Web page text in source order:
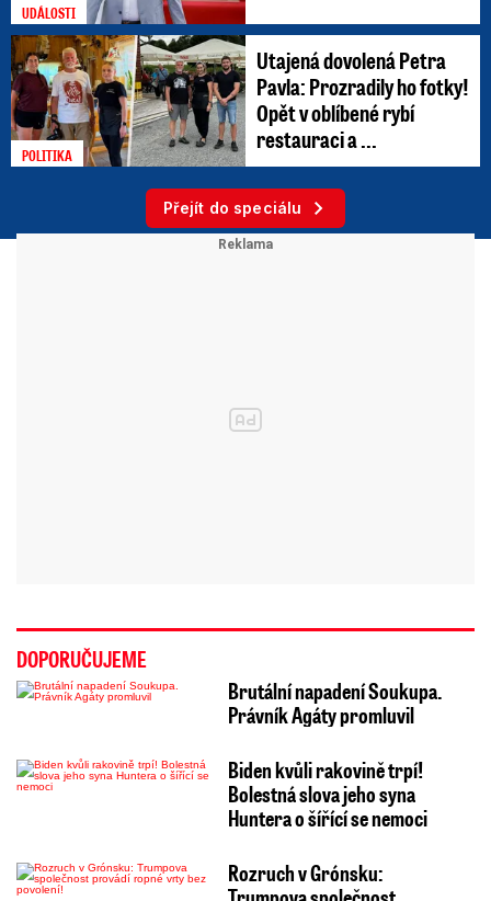
UDÁLOSTI
POLITIKA
Utajená dovolená Petra
Pavla: Prozradily ho fotky!
Opět v oblíbené rybí
restauraci a ...
Přejít do speciálu
DOPORUČUJEME
Brutální napadení Soukupa.
Právník Agáty promluvil
Biden kvůli rakovině trpí!
Bolestná slova jeho syna
Huntera o šířící se nemoci
Rozruch v Grónsku: